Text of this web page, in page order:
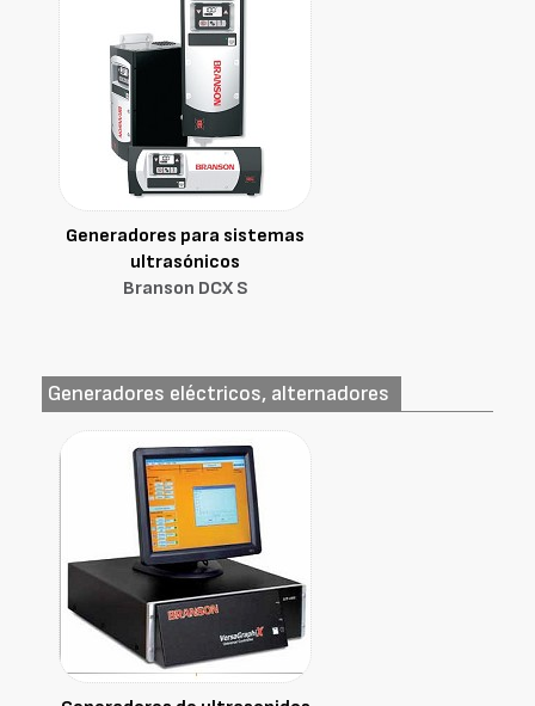
Generadores para sistemas
ultrasónicos
Branson DCX S
Generadores eléctricos, alternadores